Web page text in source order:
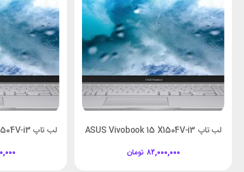
لب تاپ ASUS Vivobook 15 X1504V-i3
تومان ۸۲,۰۰۰,۰۰۰
لب تاپ ASUS Vivobook 15 X1504V-i3